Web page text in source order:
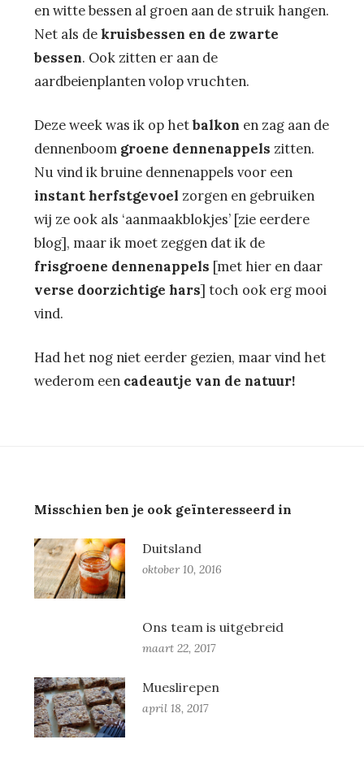
en witte bessen al groen aan de struik hangen.
Net als dekruisbessen en de zwarte
bessen. Ook zitten er aan de
aardbeienplanten volop vruchten.
Deze week was ik op hetbalkon en zag aan de
dennenboom groene dennenappels zitten.
Nu vind ik bruine dennenappels voor een
instant herfstgevoel zorgen en gebruiken
wij ze ook als ‘aanmaakblokjes’ [zie eerdere
blog], maar ik moet zeggen dat ik de
frisgroene dennenappels [met hier en daar
verse doorzichtige hars] toch ook erg mooi
vind.
Had het nog niet eerder gezien, maar vind het
wederom een cadeautje van de natuur!
Misschien ben je ook geïnteresseerd in
Duitsland
oktober 10, 2016
Ons team is uitgebreid
maart 22, 2017
Mueslirepen
april 18, 2017